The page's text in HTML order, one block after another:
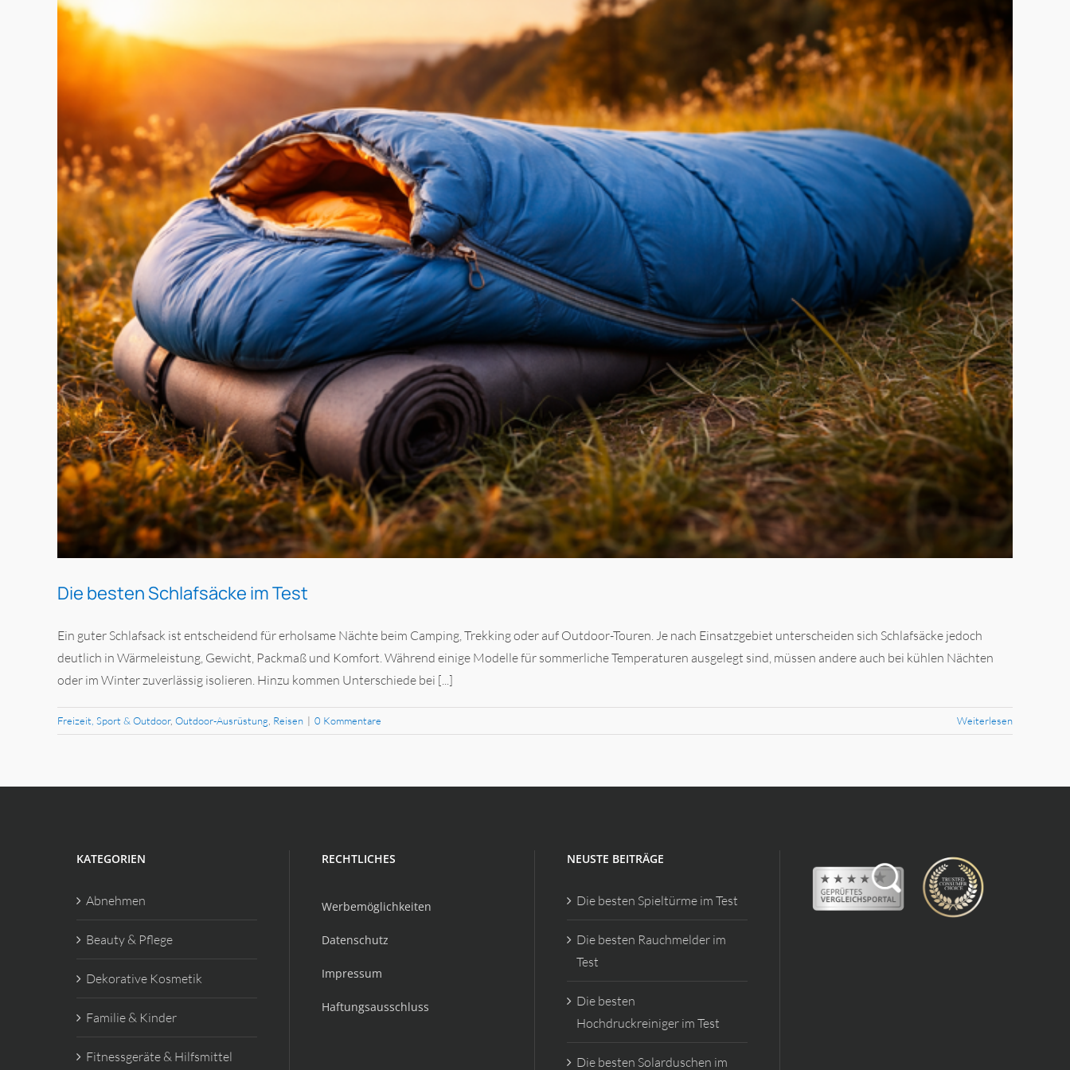
Die besten Schlafsäcke im Test
Ein guter Schlafsack ist entscheidend für erholsame Nächte beim Camping, Trekking oder auf Outdoor-Touren. Je nach Einsatzgebiet unterscheiden sich Schlafsäcke jedoch
deutlich in Wärmeleistung, Gewicht, Packmaß und Komfort. Während einige Modelle für sommerliche Temperaturen ausgelegt sind, müssen andere auch bei kühlen Nächten
oder im Winter zuverlässig isolieren. Hinzu kommen Unterschiede bei [...]
Freizeit, Sport & Outdoor, Outdoor-Ausrüstung Reisen | 0 Kommentare Weiterlesen
KATEGORIEN
Abnehmen
Beauty & Pflege
Dekorative Kosmetik
Familie & Kinder
Fitnessgeräte & Hilfsmittel
RECHTLICHES
Werbemöglichkeiten
Datenschutz
Impressum
Haftungsausschluss
NEUSTE BEITRÄGE
Die besten Spieltürme im Test
Die besten Rauchmelder im
Test
Die besten
Hochdruckreiniger im Test
Die besten Solarduschen im